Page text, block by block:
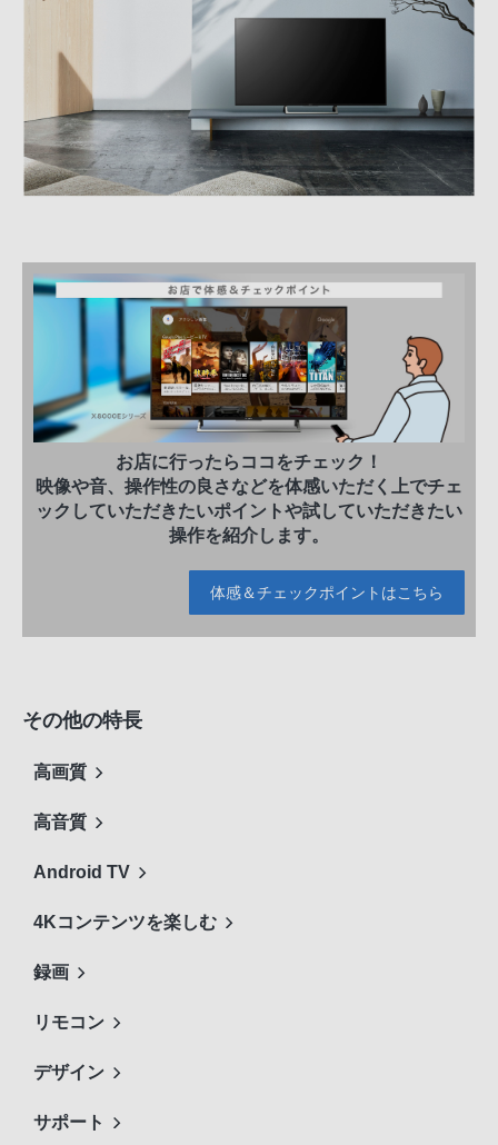
お店に行ったらココをチェック！
映像や音、操作性の良さなどを体感いただく上でチェ
ックしていただきたいポイントや試していただきたい
操作を紹介します。
体感＆チェックポイントはこちら
その他の特長
高画質
高音質
Android TV
4Kコンテンツを楽しむ
録画
リモコン
デザイン
サポート